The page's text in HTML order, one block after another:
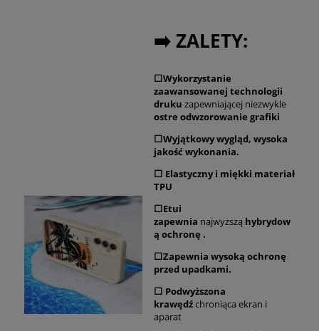
➡️ ZALETY:
⬜Wykorzystanie
zaawansowanej technologii
druku zapewniającej niezwykle
ostre odwzorowanie grafiki
⬜Wyjątkowy wygląd, wysoka
jakość wykonania.
⬜ Elastyczny i miękki materiał
TPU
⬜Etui
zapewnia najwyższą hybrydow
ą ochronę .
⬜Zapewnia wysoką ochronę
przed upadkami.
⬜ Podwyższona
krawędźchroniąca ekran i
aparat